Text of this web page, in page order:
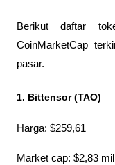
Berikut daftar
CoinMarketCap
pasar.
1. Bittensor (TAO)
Harga: $259,61
Market cap: $2,83